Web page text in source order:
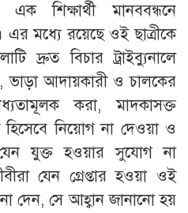
শিক্ষার্থী মানববন্ধনে
মধ্যে রয়েছে ওই ছাত্রীকে
দ্রুত বিচার ট্রাইব্যুনালে
ভাড়া আদায়কারী ও চালকের
করা, মাদকাসক্ত
হিসেবে নিয়োগ না দেওয়া ও
যুক্ত হওয়ার সুযোগ না
যেন গ্রেপ্তার হওয়া ওই
দেন, সে আহ্বান জানানো হয়